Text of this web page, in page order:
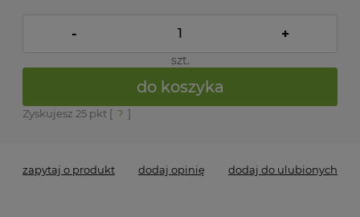
- +
szt.
do koszyka
Zyskujesz 25 pkt [ ? ]
zapytaj o produkt dodaj opinię dodaj do ulubionych